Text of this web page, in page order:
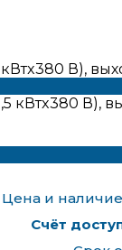
В),
Цена и
Счёт